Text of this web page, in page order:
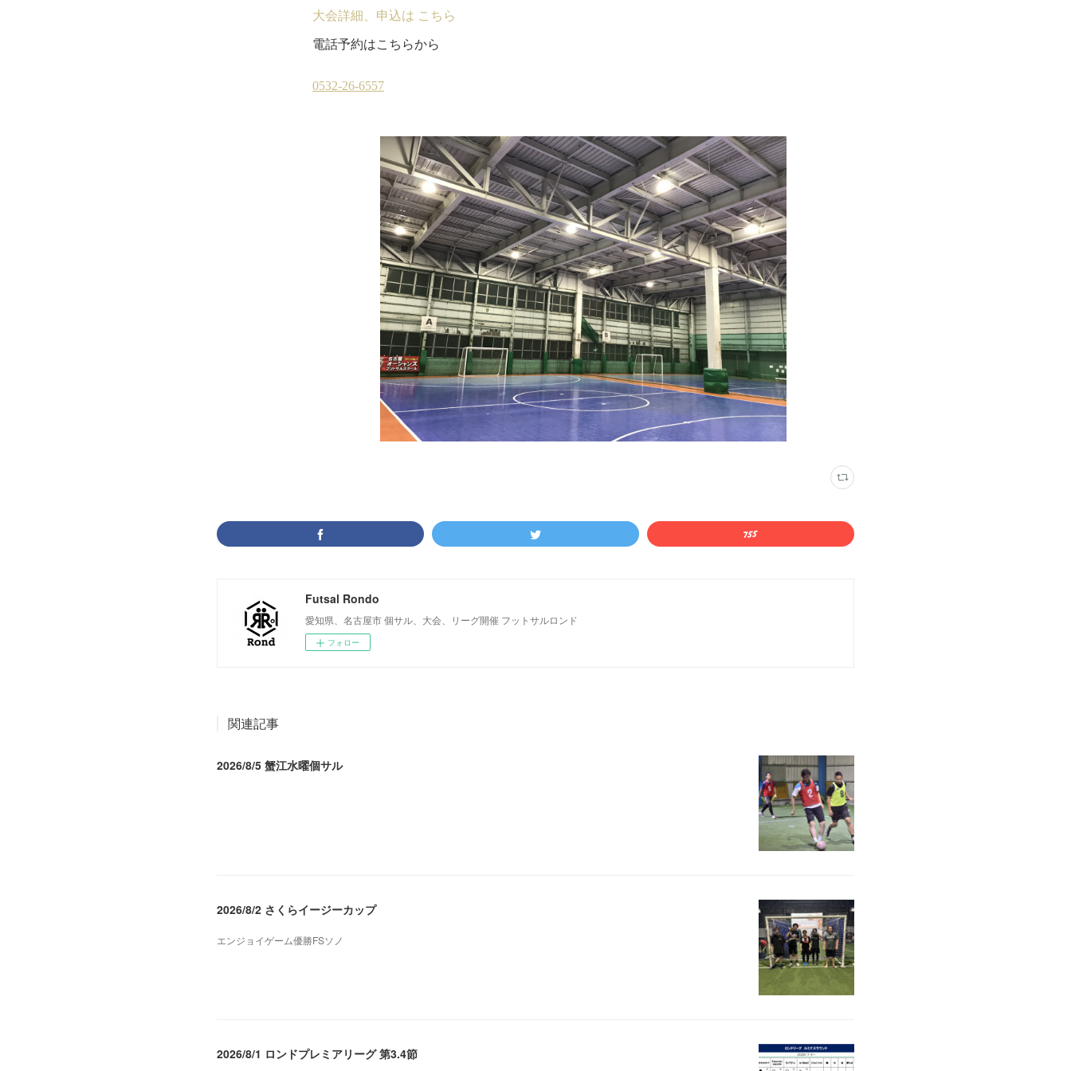
大会詳細、申込は こちら
電話予約はこちらから
Futsal Rondo
愛知県、名古屋市 個サル、大会、リーグ開催 フットサルロンド
フォロー
関連記事
2026/8/5 蟹江水曜個サル
2026/8/2 さくらイージーカップ
エンジョイゲーム優勝FSソノ
2026/8/1 ロンドプレミアリーグ 第3.4節